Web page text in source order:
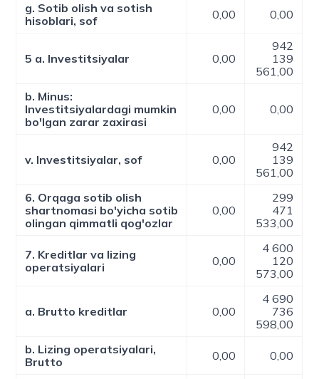
g. Sotib olish va sotish
hisoblari, sof
0,00 0,00
5 a. Investitsiyalar 0,00
942
139
561,00
b. Minus:
Investitsiyalardagi mumkin
bo'lgan zarar zaxirasi
0,00 0,00
v. Investitsiyalar, sof 0,00
942
139
561,00
6. Orqaga sotib olish
shartnomasi bo'yicha sotib
olingan qimmatli qog'ozlar
0,00
299
471
533,00
7. Kreditlar va lizing
operatsiyalari
0,00
4 600
120
573,00
a. Brutto kreditlar 0,00
4 690
736
598,00
b. Lizing operatsiyalari,
Brutto
0,00 0,00